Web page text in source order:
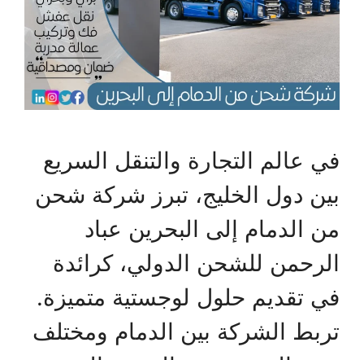
في عالم التجارة والتنقل السريع
بين دول الخليج، تبرز شركة شحن
من الدمام إلى البحرين عباد
الرحمن للشحن الدولي، كرائدة
في تقديم حلول لوجستية متميزة.
تربط الشركة بين الدمام ومختلف